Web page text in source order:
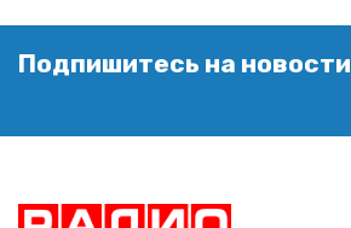
Подпишитесь на новости